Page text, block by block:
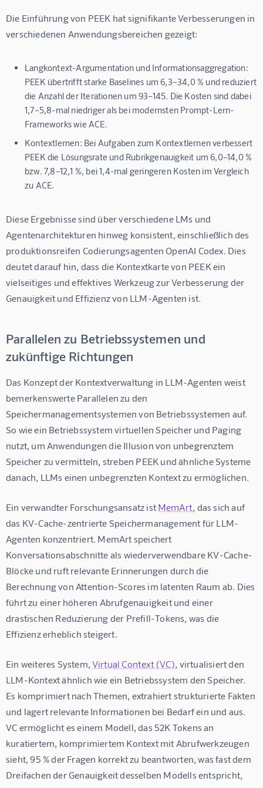
Die Einführung von PEEK hat signifikante Verbesserungen in
verschiedenen Anwendungsbereichen gezeigt:
Langkontext-Argumentation und Informationsaggregation:
PEEK übertrifft starke Baselines um 6,3–34,0 % und reduziert
die Anzahl der Iterationen um 93–145. Die Kosten sind dabei
1,7–5,8-mal niedriger als bei modernsten Prompt-Lern-
Frameworks wie ACE.
Kontextlernen: Bei Aufgaben zum Kontextlernen verbessert
PEEK die Lösungsrate und Rubrikgenauigkeit um 6,0–14,0 %
bzw. 7,8–12,1 %, bei 1,4-mal geringeren Kosten im Vergleich
zu ACE.
Diese Ergebnisse sind über verschiedene LMs und
Agentenarchitekturen hinweg konsistent, einschließlich des
produktionsreifen Codierungsagenten OpenAI Codex. Dies
deutet darauf hin, dass die Kontextkarte von PEEK ein
vielseitiges und effektives Werkzeug zur Verbesserung der
Genauigkeit und Effizienz von LLM-Agenten ist.
Parallelen zu Betriebssystemen und
zukünftige Richtungen
Das Konzept der Kontextverwaltung in LLM-Agenten weist
bemerkenswerte Parallelen zu den
Speichermanagementsystemen von Betriebssystemen auf.
So wie ein Betriebssystem virtuellen Speicher und Paging
nutzt, um Anwendungen die Illusion von unbegrenztem
Speicher zu vermitteln, streben PEEK und ähnliche Systeme
danach, LLMs einen unbegrenzten Kontext zu ermöglichen.
Ein verwandter Forschungsansatz ist MemArt , das sich auf
das KV-Cache-zentrierte Speichermanagement für LLM-
Agenten konzentriert. MemArt speichert
Konversationsabschnitte als wiederverwendbare KV-Cache-
Blöcke und ruft relevante Erinnerungen durch die
Berechnung von Attention-Scores im latenten Raum ab. Dies
führt zu einer höheren Abrufgenauigkeit und einer
drastischen Reduzierung der Prefill-Tokens, was die
Effizienz erheblich steigert.
Ein weiteres System, Virtual Context (VC) , virtualisiert den
LLM-Kontext ähnlich wie ein Betriebssystem den Speicher.
Es komprimiert nach Themen, extrahiert strukturierte Fakten
und lagert relevante Informationen bei Bedarf ein und aus.
VC ermöglicht es einem Modell, das 52K Tokens an
kuratiertem, komprimiertem Kontext mit Abrufwerkzeugen
sieht, 95 % der Fragen korrekt zu beantworten, was fast dem
Dreifachen der Genauigkeit desselben Modells entspricht,